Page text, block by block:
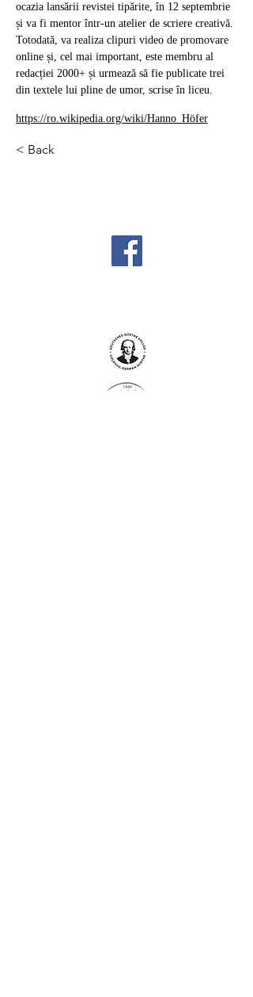
ocazia lansării revistei tipărite, în 12 septembrie
și va fi mentor într-un atelier de scriere creativă.
Totodată, va realiza clipuri video de promovare
online și, cel mai important, este membru al
redacției 2000+ și urmează să fie publicate trei
din textele lui pline de umor, scrise în liceu.
https://ro.wikipedia.org/wiki/Hanno_Höfer
< Back